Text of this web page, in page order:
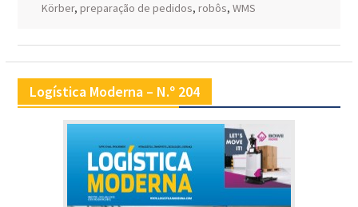
Körber, preparação de pedidos, robôs, WMS
Logística Moderna – N.º 204